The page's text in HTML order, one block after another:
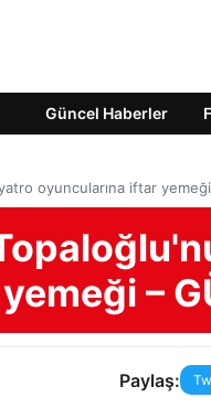
Güncel Haberler
oyuncularına iftar
–
Paylaş: